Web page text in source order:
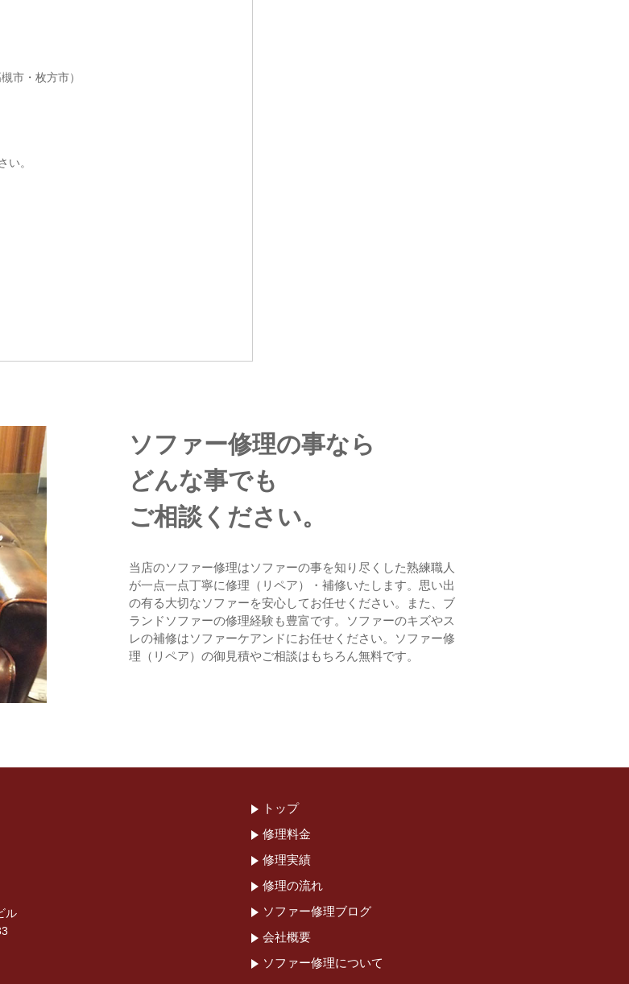
市・枚方市）
い。
ソファー修理の事なら
どんな事でも
ご相談ください。
当店のソファー修理はソファーの事を知り尽くした熟練職人
が一点一点丁寧に修理（リペア）・補修いたします。思い出
の有る大切なソファーを安心してお任せください。また、ブ
ランドソファーの修理経験も豊富です。ソファーのキズやス
レの補修はソファーケアンドにお任せください。ソファー修
理（リペア）の御見積やご相談はもちろん無料です。
トップ
修理料金
修理実績
修理の流れ
ソファー修理ブログ
会社概要
ソファー修理について
ル